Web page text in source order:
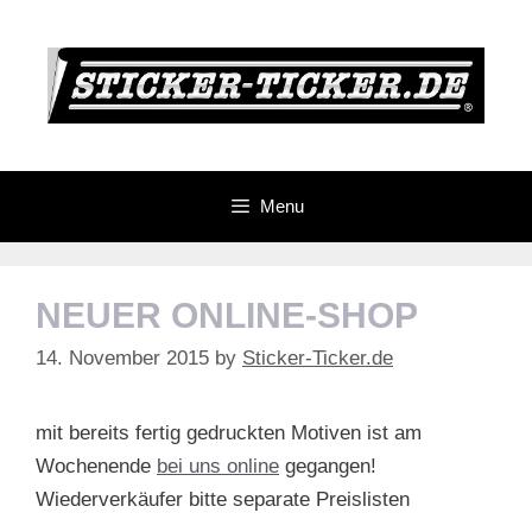
content
Menu
NEUER ONLINE-SHOP
14. November 2015 by Sticker-Ticker.de
mit bereits fertig gedruckten Motiven ist am
Wochenende bei uns online gegangen!
Wiederverkäufer bitte separate Preislisten